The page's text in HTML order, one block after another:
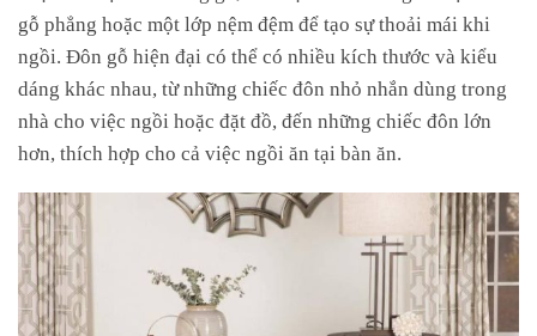
gỗ phẳng hoặc một lớp nệm đệm để tạo sự thoải mái khi
ngồi. Đôn gỗ hiện đại có thể có nhiều kích thước và kiểu
dáng khác nhau, từ những chiếc đôn nhỏ nhắn dùng trong
nhà cho việc ngồi hoặc đặt đồ, đến những chiếc đôn lớn
hơn, thích hợp cho cả việc ngồi ăn tại bàn ăn.